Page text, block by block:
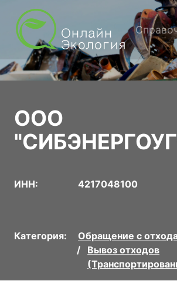
ООО
ИНН: 4217048100
Категория:
Обращение с
Вывоз отходов